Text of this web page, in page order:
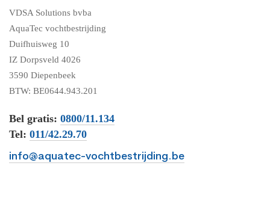
VDSA Solutions bvba
AquaTec vochtbestrijding
Duifhuisweg 10
IZ Dorpsveld 4026
3590 Diepenbeek
BTW: BE0644.943.201
Bel gratis: 0800/11.134
Tel: 011/42.29.70
info@aquatec-vochtbestrijding.be